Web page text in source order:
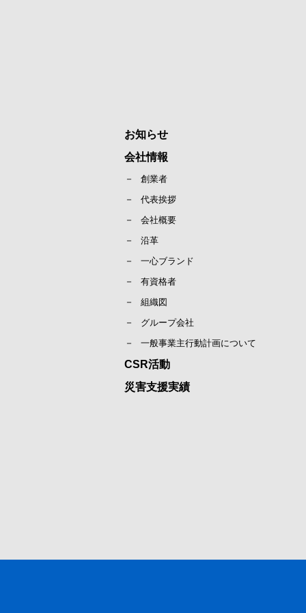
お知らせ
会社情報
創業者
代表挨拶
会社概要
沿革
一心ブランド
有資格者
組織図
グループ会社
一般事業主行動計画について
CSR活動
災害支援実績